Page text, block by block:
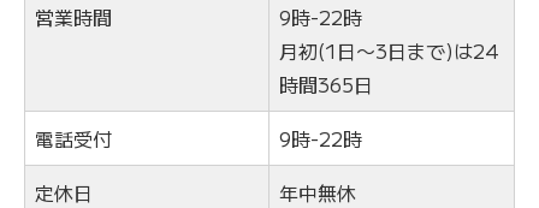
営業時間
9時-22時
月初(1日〜3日まで)は24
時間365日
電話受付
9時-22時
定休日
年中無休